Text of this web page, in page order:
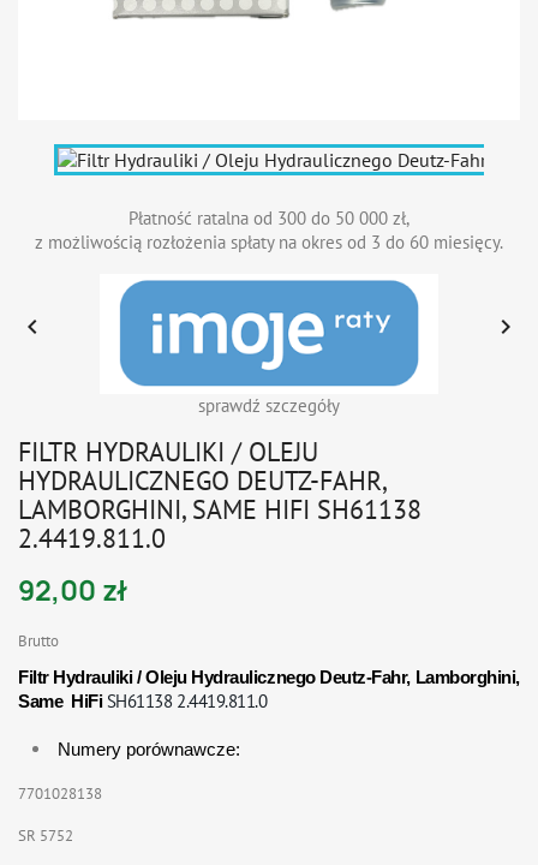
Płatność ratalna od 300 do 50 000 zł,
z możliwością rozłożenia spłaty na okres od 3 do 60 miesięcy.
sprawdź szczegóły
 
FILTR HYDRAULIKI / OLEJU
HYDRAULICZNEGO DEUTZ-FAHR,
LAMBORGHINI, SAME HIFI SH61138
2.4419.811.0
92,00 zł
Brutto
Filtr Hydrauliki / Oleju Hydraulicznego Deutz-Fahr, Lamborghini,
Same HiFiSH61138 2.4419.811.0
Numery porównawcze:
7701028138
SR 5752